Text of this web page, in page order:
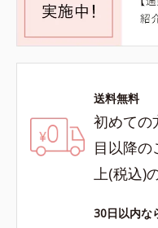
送料無料
初めての
目以降の
上(税込)
30日以内な